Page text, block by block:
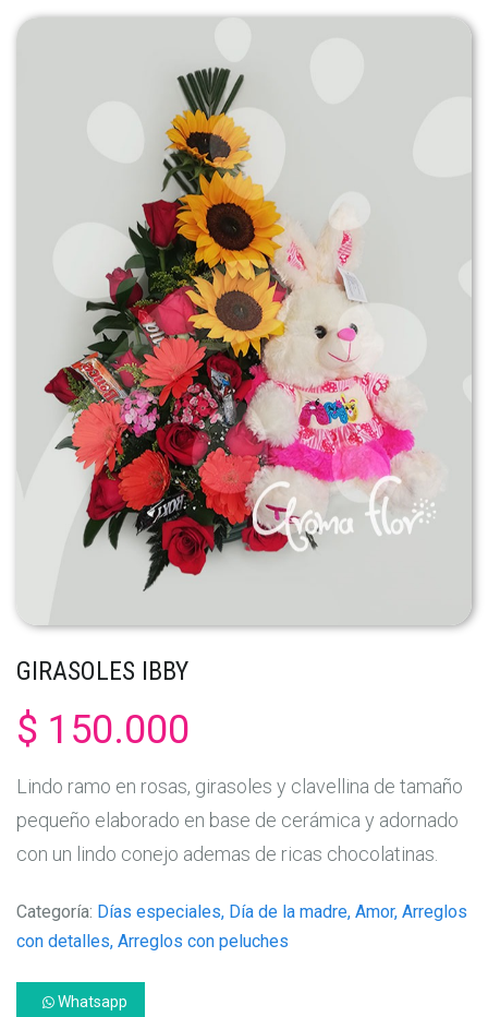
GIRASOLES IBBY
$ 150.000
Lindo ramo en rosas, girasoles y clavellina de tamaño
pequeño elaborado en base de cerámica y adornado
con un lindo conejo ademas de ricas chocolatinas.
Categoría: Días especiales, Día de la madre, Amor, Arreglos
con detalles, Arreglos con peluches
Whatsapp